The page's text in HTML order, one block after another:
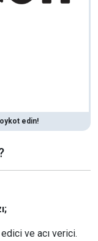
edin!
ve acı verici.